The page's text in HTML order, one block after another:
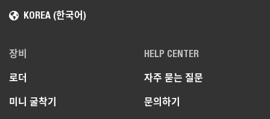
KOREA (한국어)
장비
로더
미니 굴착기
HELP CENTER
자주 묻는 질문
문의하기